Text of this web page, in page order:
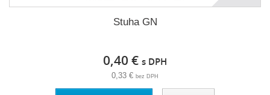
Stuha GN
0,40 € s DPH
0,33 € bez DPH